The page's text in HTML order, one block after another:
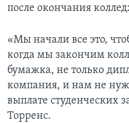
после окончания
«Мы начали все это,
когда мы закончим
бумажка, не только
компания, и нам не
выплате студенческих
Торренс.